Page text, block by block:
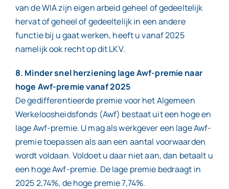
van de WIA zijn eigen arbeid geheel of gedeeltelijk
hervat of geheel of gedeeltelijk in een andere
functie bij u gaat werken, heeft u vanaf 2025
namelijk ook recht op dit LKV.
8. Minder snel herziening lage Awf-premie naar
hoge Awf-premie vanaf 2025
De gedifferentieerde premie voor het Algemeen
Werkeloosheidsfonds (Awf) bestaat uit een hoge en
lage Awf-premie. U mag als werkgever een lage Awf-
premie toepassen als aan een aantal voorwaarden
wordt voldaan. Voldoet u daar niet aan, dan betaalt u
een hoge Awf-premie. De lage premie bedraagt in
2025 2,74%, de hoge premie 7,74%.